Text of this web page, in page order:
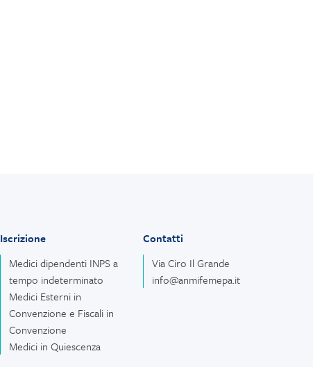
Iscrizione
Medici dipendenti INPS a
tempo indeterminato
Medici Esterni in
Convenzione e Fiscali in
Convenzione
Medici in Quiescenza
Contatti
Via Ciro Il Grande
info@anmifemepa.it